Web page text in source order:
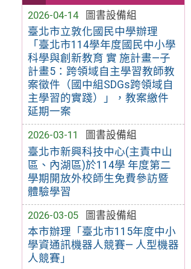
2026-04-14
圖書設備組
臺北市立敦化國民中學辦理
「臺北市114學年度國民中小學
科學與創新教育 實 施計畫—子
計畫5：跨領域自主學習教師教
案徵件（國中組SDGs跨領域自
主學習的實踐）」，教案繳件
延期一案
2026-03-11
圖書設備組
臺北市新興科技中心(主責中山
區、內湖區)於114學 年度第二
學期開放外校師生免費參訪暨
體驗學習
2026-03-05
圖書設備組
本市辦理「臺北市115年度中小
學資通訊機器人競賽— 人型機器
人競賽」